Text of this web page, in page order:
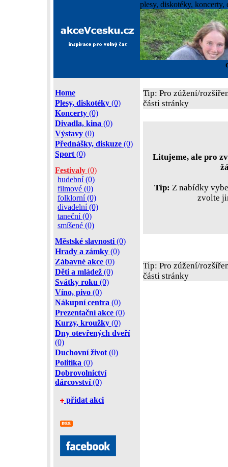
plesy, diskotéky,
Home
Plesy, diskotéky (0)
Koncerty (0)
Divadla, kina (0)
Výstavy (0)
Přednášky, diskuze (0)
Sport (0)
Festivaly (0)
hudební (0)
filmové (0)
folklorní (0)
divadelní (0)
taneční (0)
smíšené (0)
Městské slavnosti (0)
Hrady a zámky (0)
Zábavné akce (0)
Děti a mládež (0)
Svátky roku (0)
Víno, pivo (0)
Nákupní centra (0)
Prezentační akce (0)
Kurzy, kroužky (0)
Dny otevřených dveří
(0)
Duchovní život (0)
Politika (0)
Dobrovolnictví
dárcovství(0)
přidat akci
Tip: Pro zúžení/
části stránky
Litujeme, ale pro
Tip: Z nabídky
zvolte
Tip: Pro zúžení/
části stránky